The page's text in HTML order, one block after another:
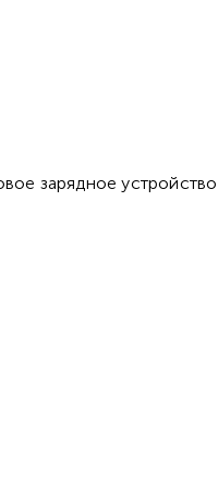
зарядное